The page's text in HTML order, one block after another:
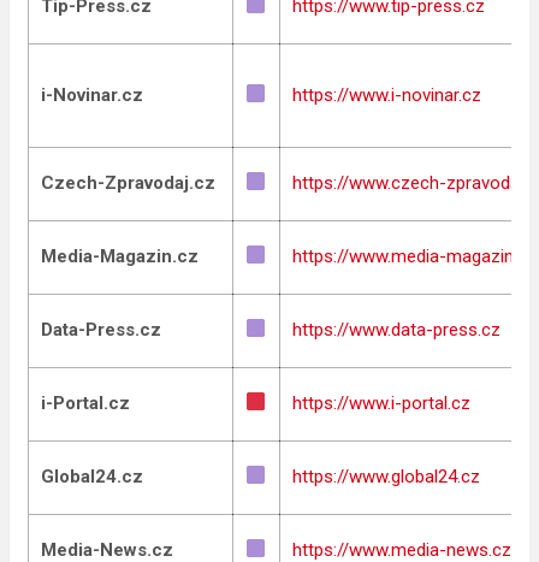
Tip-Press.cz https://www.tip-press.cz
i-Novinar.cz https://www.i-novinar.cz
Czech-Zpravodaj.cz https://www.czech-
Media-Magazin.cz https://www.media-magazin.cz
Data-Press.cz https://www.data-press.cz
i-Portal.cz https://www.i-portal.cz
Global24.cz https://www.global24.cz
Media-News.cz https://www.media-news.cz